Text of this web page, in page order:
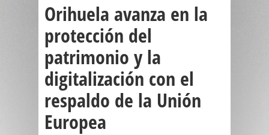
Orihuela avanza en la
protección del
patrimonio y la
digitalización con el
respaldo de la Unión
Europea